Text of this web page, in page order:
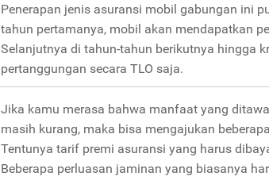
Penerapan jenis asuransi mobil gabungan ini
tahun pertamanya, mobil akan mendapatkan
Selanjutnya di tahun-tahun berikutnya hingga
pertanggungan secara TLO saja.
Jika kamu merasa bahwa manfaat yang
masih kurang, maka bisa mengajukan beberapa
Tentunya tarif premi asuransi yang harus
Beberapa perluasan jaminan yang biasanya